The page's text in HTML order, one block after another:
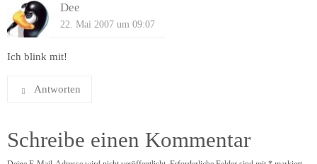
Dee
22. Mai 2007 um 09:07
Ich blink mit!
Antworten
Schreibe einen Kommentar